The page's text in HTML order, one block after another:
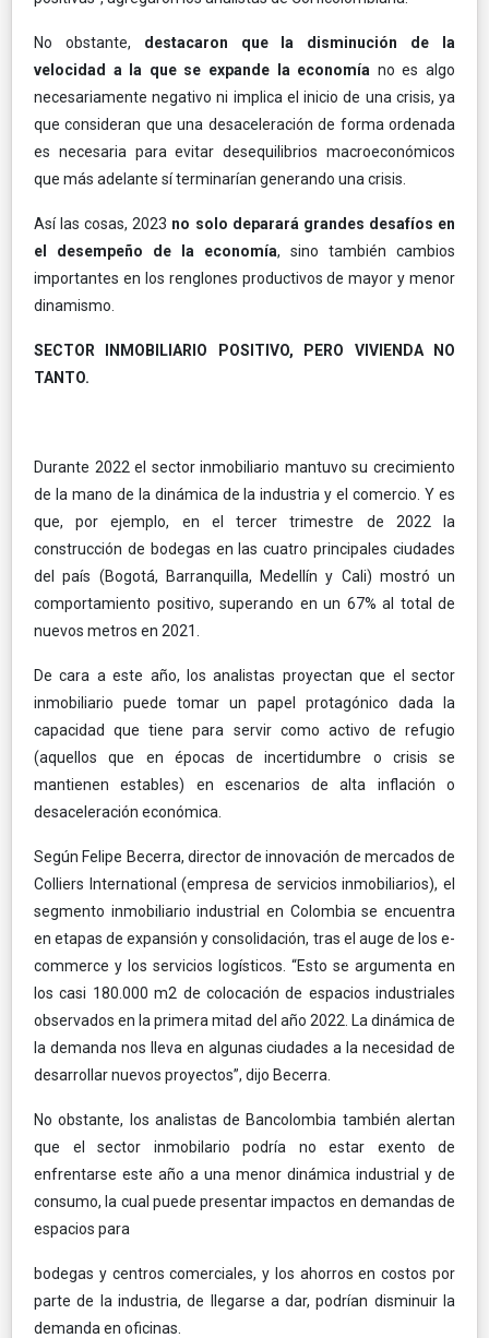
No obstante, destacaron que la disminución de la
velocidad a la que se expande la economía no es algo
necesariamente negativo ni implica el inicio de una crisis, ya
que consideran que una desaceleración de forma ordenada
es necesaria para evitar desequilibrios macroeconómicos
que más adelante sí terminarían generando una crisis.
Así las cosas, 2023 no solo deparará grandes desafíos en
el desempeño de la economía, sino también cambios
importantes en los renglones productivos de mayor y menor
dinamismo.
SECTOR INMOBILIARIO POSITIVO, PERO VIVIENDA NO
TANTO.
Durante 2022 el sector inmobiliario mantuvo su crecimiento
de la mano de la dinámica de la industria y el comercio. Y es
que, por ejemplo, en el tercer trimestre de 2022 la
construcción de bodegas en las cuatro principales ciudades
del país (Bogotá, Barranquilla, Medellín y Cali) mostró un
comportamiento positivo, superando en un 67% al total de
nuevos metros en 2021.
De cara a este año, los analistas proyectan que el sector
inmobiliario puede tomar un papel protagónico dada la
capacidad que tiene para servir como activo de refugio
(aquellos que en épocas de incertidumbre o crisis se
mantienen estables) en escenarios de alta inflación o
desaceleración económica.
Según Felipe Becerra, director de innovación de mercados de
Colliers International (empresa de servicios inmobiliarios), el
segmento inmobiliario industrial en Colombia se encuentra
en etapas de expansión y consolidación, tras el auge de los e-
commerce y los servicios logísticos. “Esto se argumenta en
los casi 180.000 m2 de colocación de espacios industriales
observados en la primera mitad del año 2022. La dinámica de
la demanda nos lleva en algunas ciudades a la necesidad de
desarrollar nuevos proyectos”, dijo Becerra.
No obstante, los analistas de Bancolombia también alertan
que el sector inmobilario podría no estar exento de
enfrentarse este año a una menor dinámica industrial y de
consumo, la cual puede presentar impactos en demandas de
espacios para
bodegas y centros comerciales, y los ahorros en costos por
parte de la industria, de llegarse a dar, podrían disminuir la
demanda en oficinas.